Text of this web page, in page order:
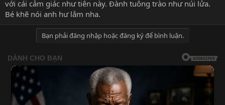
với cái cảm giác như tiên này. Đành tuông trào như núi lửa.
Bé khẽ nói anh hư lắm nha.
Bạn phải đăng nhập hoặc đăng ký để bình luận.